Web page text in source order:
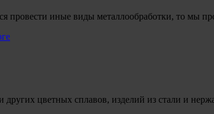
провести иные виды металлообработки, то мы
цветных сплавов, изделий из стали и